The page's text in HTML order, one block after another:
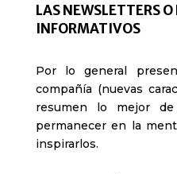
LAS NEWSLETTERS
INFORMATIVOS
Por lo general
compañía (nuevas
resumen lo mejor
permanecer en la
inspirarlos.